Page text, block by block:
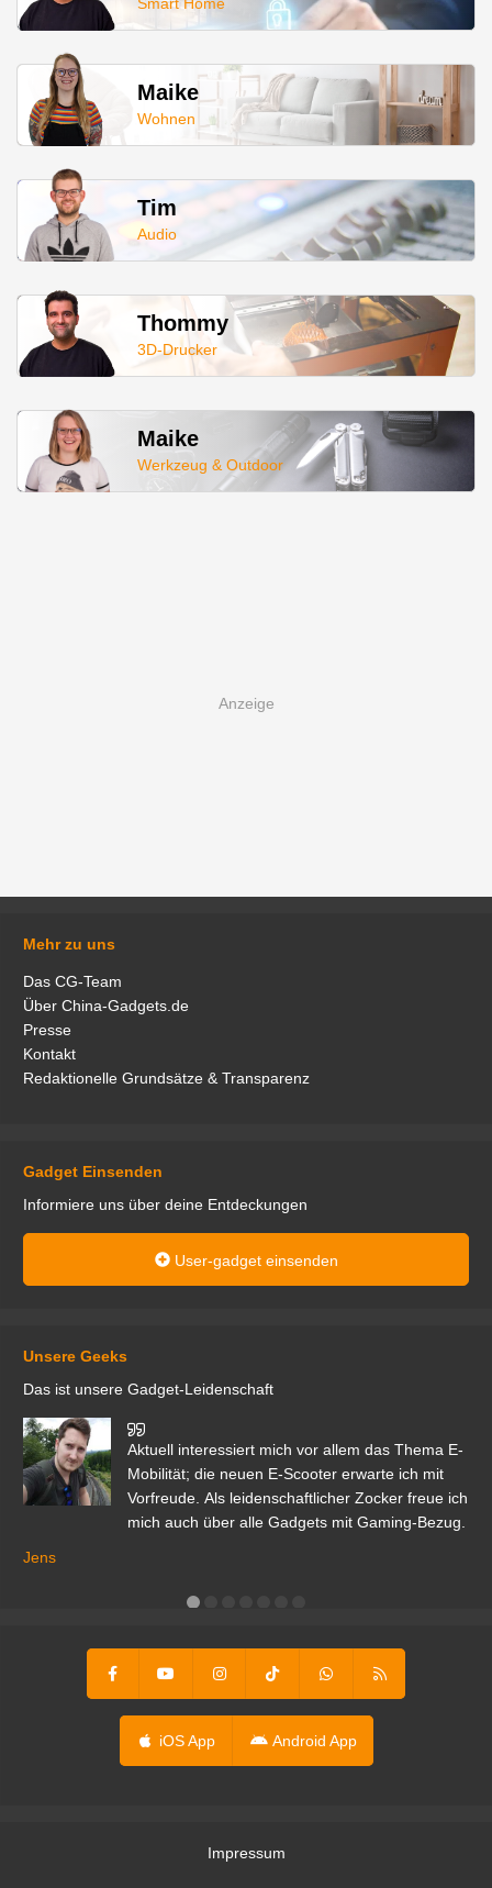
Maike
Wohnen
Tim
Audio
Thommy
3D-Drucker
Maike
Werkzeug & Outdoor
Mehr zu uns
Das CG-Team
Über China-Gadgets.de
Presse
Kontakt
Redaktionelle Grundsätze & Transparenz
Gadget Einsenden
Informiere uns über deine Entdeckungen
User-gadget einsenden
Unsere Geeks
Das ist unsere Gadget-Leidenschaft
Aktuell interessiert mich vor allem das Thema E-
Mobilität; die neuen E-Scooter erwarte ich mit
Vorfreude. Als leidenschaftlicher Zocker freue ich
mich auch über alle Gadgets mit Gaming-Bezug.
Jens
iOS App Android App
Impressum